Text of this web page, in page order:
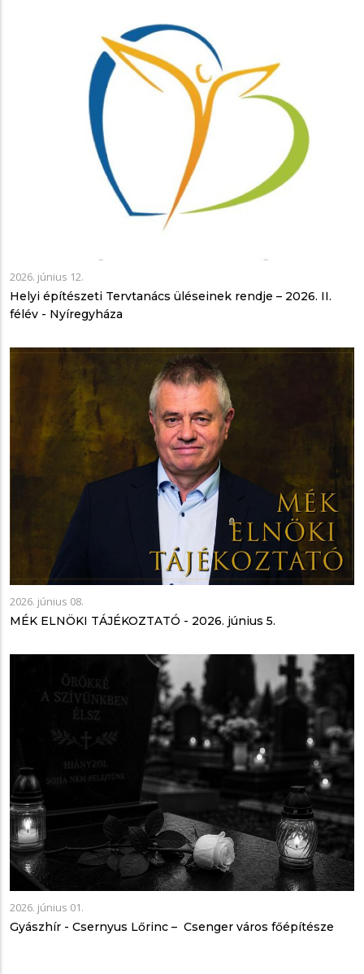
2026. június 12.
Helyi építészeti Tervtanács üléseinek rendje – 2026. II.
félév - Nyíregyháza
2026. június 08.
MÉK ELNÖKI TÁJÉKOZTATÓ - 2026. június 5.
2026. június 01.
Gyászhír - Csernyus Lőrinc – Csenger város főépítésze